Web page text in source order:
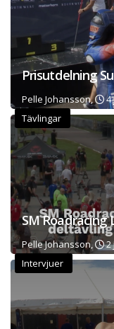
Prisutdelning
Pelle Johansson,
4
Tävlingar
SM Roadracing
Pelle Johansson,
2
Intervjuer